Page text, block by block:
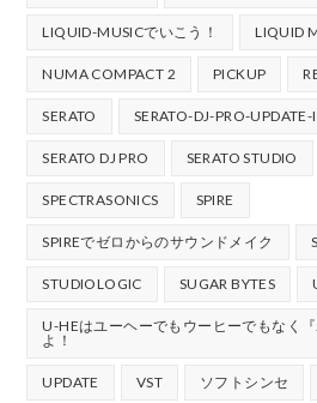
LIQUID-MUSICでいこう！ LIQUID
NUMA COMPACT 2 PICKUP
SERATO SERATO-DJ-PRO-UPDATE-
SERATO DJ PRO SERATO STUDIO
SPECTRASONICS SPIRE
SPIREでゼロからのサウンドメイク
STUDIOLOGIC SUGAR BYTES
U-HEはユーヘーでもウーヒーでもなく
よ！
UPDATE VST ソフトシンセ